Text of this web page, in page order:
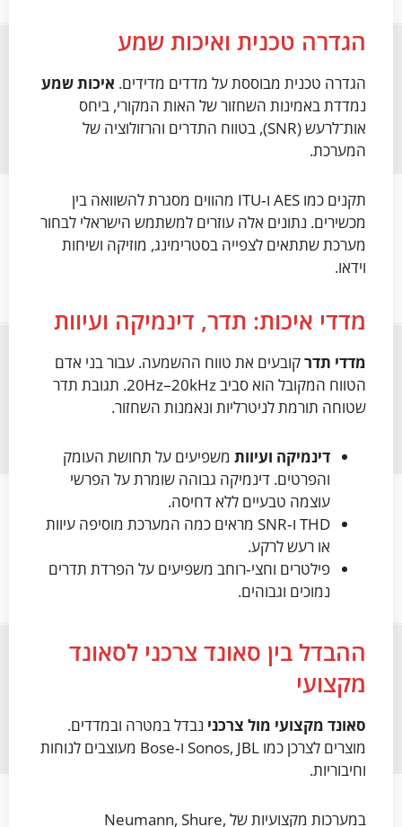
הגדרה טכנית ואיכות שמע
הגדרה טכנית מבוססת על מדדים מדידים. איכות שמע
נמדדת באמינות השחזור של האות המקורי, ביחס
אות־לרעש (SNR), בטווח התדרים והרזולוציה של
המערכת.
תקנים כמו AES ו‑ITU מהווים מסגרת להשוואה בין
מכשירים. נתונים אלה עוזרים למשתמש הישראלי לבחור
מערכת שתתאים לצפייה בסטרימינג, מוזיקה ושיחות
וידאו.
מדדי איכות: תדר, דינמיקה ועיוות
מדדי תדרקובעים את טווח ההשמעה. עבור בני אדם
הטווח המקובל הוא סביב 20Hz–20kHz. תגובת תדר
שטוחה תורמת לניטרליות ונאמנות השחזור.
דינמיקה ועיוות משפיעים על תחושת העומק
והפרטים. דינמיקה גבוהה שומרת על הפרשי
עוצמה טבעיים ללא דחיסה.
THD ו‑SNR מראים כמה המערכת מוסיפה עיוות
או רעש לרקע.
פילטרים וחצי‑רוחב משפיעים על הפרדת תדרים
נמוכים וגבוהים.
ההבדל בין סאונד צרכני לסאונד
מקצועי
סאונד מקצועי מול צרכני נבדל במטרה ובמדדים.
מוצרים לצרכן כמו Sonos, JBL ו‑Bose מעוצבים לנוחות
וחיבוריות.
במערכות מקצועיות של Neumann, Shure,